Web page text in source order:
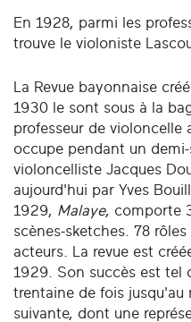
En 1928, parmi les
trouve le violoniste
La Revue bayonnaise
1930 le sont sous à la
professeur de violoncelle
occupe pendant un
violoncelliste Jacques
aujourd'hui par Yves
1929, Malaye, comporte
scènes-sketches. 78
acteurs. La revue est
1929. Son succès est tel
trentaine de fois jusqu'au
suivante, dont une